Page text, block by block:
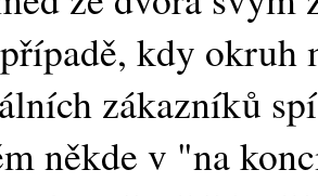
kdy okruh
zákazníků
někde v "na